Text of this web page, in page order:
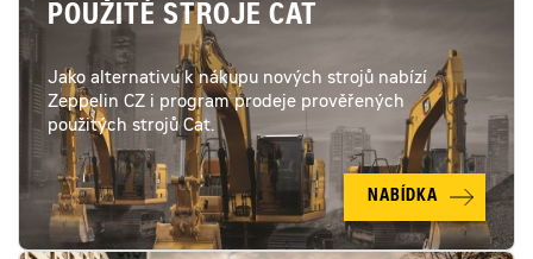
POUŽITÉ STROJE CAT
Jako alternativu k nákupu nových strojů nabízí
Zeppelin CZ i program prodeje prověřených
použitých strojů Cat.
NABÍDKA